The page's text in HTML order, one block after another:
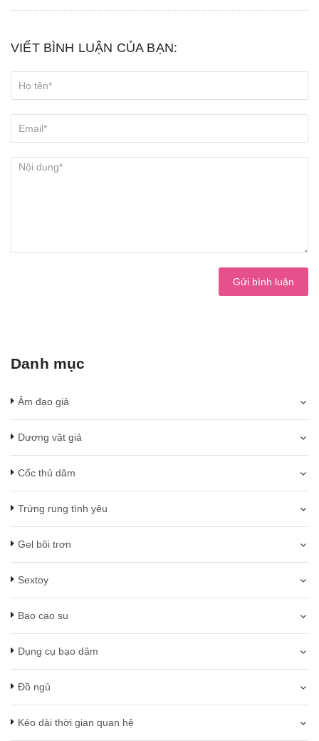
VIẾT BÌNH LUẬN CỦA BẠN:
Gửi bình luận
Danh mục
Âm đạo giả
Dương vật giả
Cốc thủ dâm
Trứng rung tình yêu
Gel bôi trơn
Sextoy
Bao cao su
Dụng cụ bạo dâm
Đồ ngủ
Kéo dài thời gian quan hệ